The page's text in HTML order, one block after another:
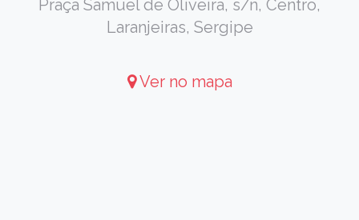
Praça Samuel de Oliveira, s/n, Centro,
Laranjeiras, Sergipe
Ver no mapa